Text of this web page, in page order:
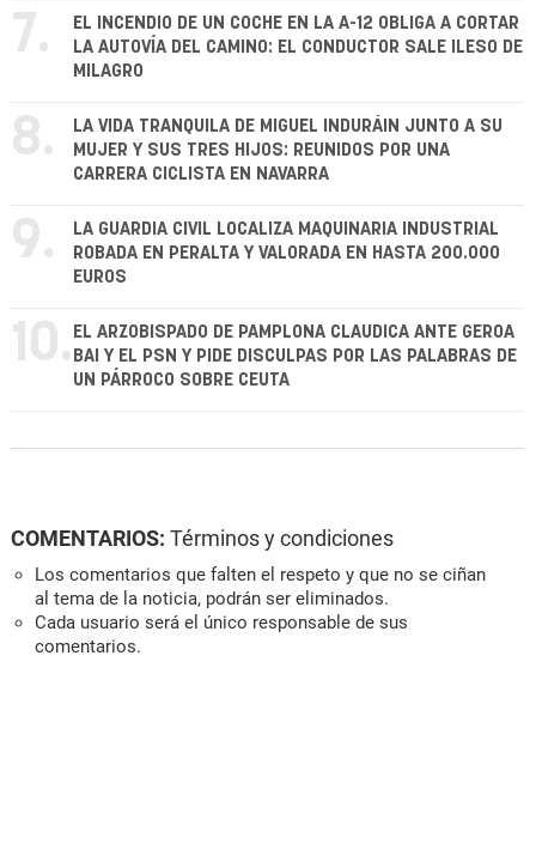
7.
EL INCENDIO DE UN COCHE EN LA A-12 OBLIGA A CORTAR
LA AUTOVÍA DEL CAMINO: EL CONDUCTOR SALE ILESO DE
MILAGRO
8.
LA VIDA TRANQUILA DE MIGUEL INDURÁIN JUNTO A SU
MUJER Y SUS TRES HIJOS: REUNIDOS POR UNA
CARRERA CICLISTA EN NAVARRA
9.
LA GUARDIA CIVIL LOCALIZA MAQUINARIA INDUSTRIAL
ROBADA EN PERALTA Y VALORADA EN HASTA 200.000
EUROS
10. EL ARZOBISPADO DE PAMPLONA CLAUDICA ANTE GEROA
BAI Y EL PSN Y PIDE DISCULPAS POR LAS PALABRAS DE
UN PÁRROCO SOBRE CEUTA
COMENTARIOS: Términos y condiciones
Los comentarios que falten el respeto y que no se ciñan
al tema de la noticia, podrán ser eliminados.
Cada usuario será el único responsable de sus
comentarios.